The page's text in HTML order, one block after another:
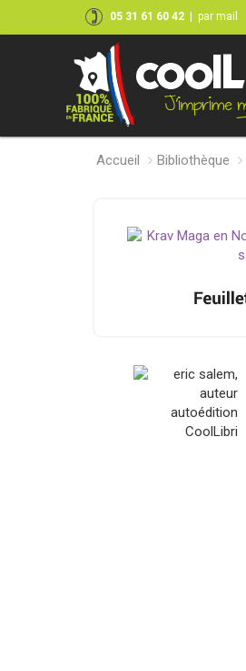
05 31 61 60 42 par mail
Accueil Bibliothèque